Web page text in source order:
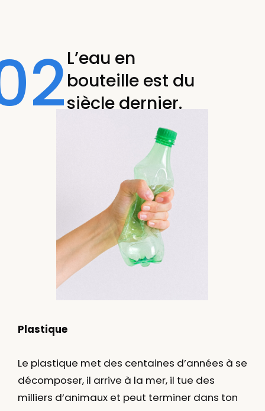
L’eau en
bouteille est du
siècle dernier.
Plastique
Le plastique met des centaines d’années à se
décomposer, il arrive à la mer, il tue des
milliers d’animaux et peut terminer dans ton